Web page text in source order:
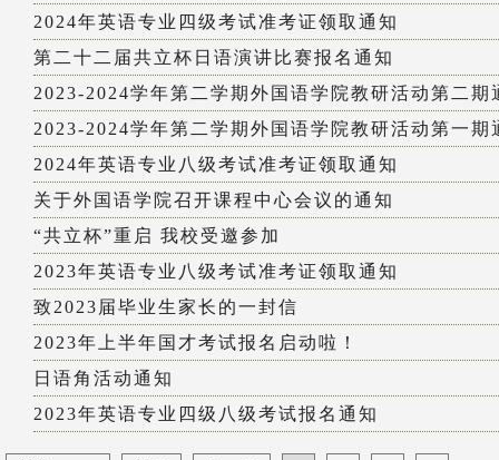
2024年英语专业四级考试准考证领取通知
第二十二届共立杯日语演讲比赛报名通知
2023-2024学年第二学期外国语学院教研活动第二期
2023-2024学年第二学期外国语学院教研活动第一期
2024年英语专业八级考试准考证领取通知
关于外国语学院召开课程中心会议的通知
“共立杯”重启 我校受邀参加
2023年英语专业八级考试准考证领取通知
致2023届毕业生家长的一封信
2023年上半年国才考试报名启动啦！
日语角活动通知
2023年英语专业四级八级考试报名通知